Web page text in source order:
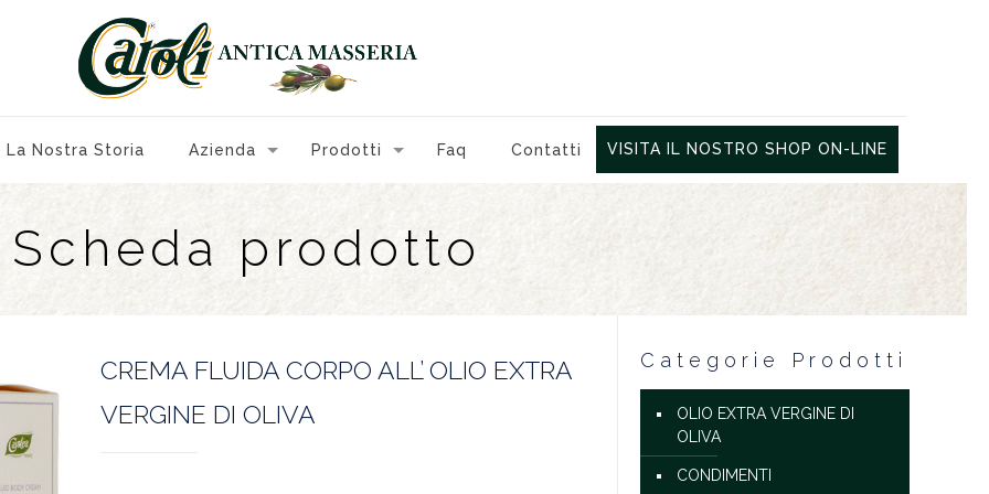
La Nostra Storia Azienda Prodotti Faq Contatti VISITA IL NOSTRO SHOP ON-LINE
Scheda prodotto
CREMA FLUIDA CORPO ALL’ OLIO EXTRA
VERGINE DI OLIVA
Categorie Prodotti
OLIO EXTRA VERGINE DI
OLIVA
CONDIMENTI